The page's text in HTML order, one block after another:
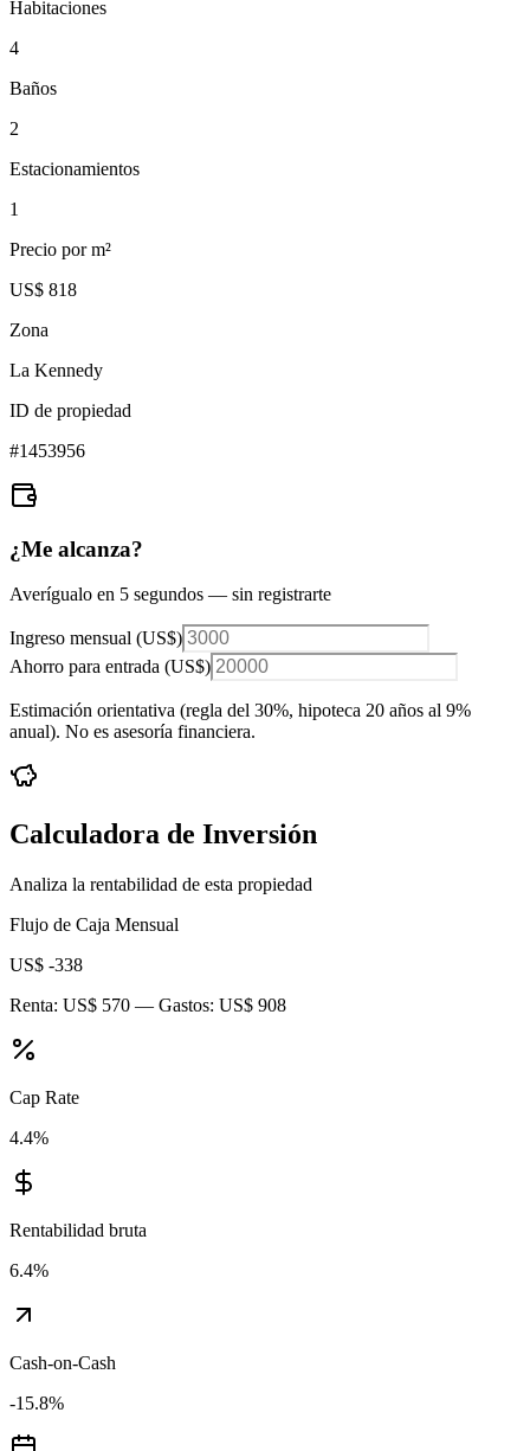
Habitaciones
4
Baños
2
Estacionamientos
1
Precio por m²
US$ 818
Zona
La Kennedy
ID de propiedad
#1453956
¿Me alcanza?
Averígualo en 5 segundos — sin registrarte
Ingreso mensual (US$)
Ahorro para entrada (US$)
Estimación orientativa (regla del 30%, hipoteca 20 años al 9%
anual). No es asesoría financiera.
Calculadora de Inversión
Analiza la rentabilidad de esta propiedad
Flujo de Caja Mensual
US$ -338
Renta: US$ 570 — Gastos: US$ 908
Cap Rate
4.4%
Rentabilidad bruta
6.4%
Cash-on-Cash
-15.8%